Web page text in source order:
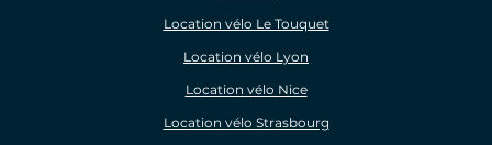
Location vélo Le Touquet
Location vélo Lyon
Location vélo Nice
Location vélo Strasbourg